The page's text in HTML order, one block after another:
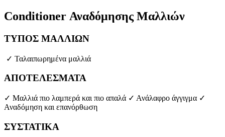
was:
20.00 €.είναι:
Conditioner Αναδόμησης Μαλλιών
ΤΥΠΟΣ ΜΑΛΛΙΩΝ
✓ Ταλαιπωρημένα μαλλιά
ΑΠΟΤΕΛΕΣΜΑΤΑ
✓ Μαλλιά πιο λαμπερά και πιο απαλά ✓ Ανάλαφρο άγγιγμα ✓
Αναδόμηση και επανόρθωση
ΣΥΣΤΑΤΙΚΑ